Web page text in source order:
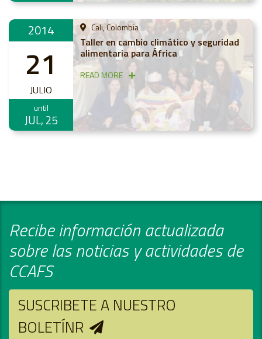
2014
21
JULIO
until
JUL, 25
Cali, Colombia
Taller en cambio climático y seguridad
alimentaria para África
READ MORE
Recibe información actualizada
sobre las noticias y actividades de
CCAFS
SUSCRIBETE A NUESTRO
BOLETÍNR